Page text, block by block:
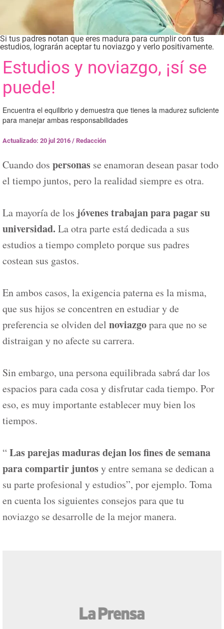
Si tus padres notan que eres madura para cumplir con tus
estudios, lograrán aceptar tu noviazgo y verlo positivamente.
Estudios y noviazgo, ¡sí se
puede!
Encuentra el equilibrio y demuestra que tienes la madurez suficiente
para manejar ambas responsabilidades
Actualizado: 20 jul 2016 / Redacción
Cuando dos personas se enamoran desean pasar todo
el tiempo juntos, pero la realidad siempre es otra.
La mayoría de los jóvenes trabajan para pagar su
universidad. La otra parte está dedicada a sus
estudios a tiempo completo porque sus padres
costean sus gastos.
En ambos casos, la exigencia paterna es la misma,
que sus hijos se concentren en estudiar y de
preferencia se olviden del noviazgopara que no se
distraigan y no afecte su carrera.
Sin embargo, una persona equilibrada sabrá dar los
espacios para cada cosa y disfrutar cada tiempo. Por
eso, es muy importante establecer muy bien los
tiempos.
“ Las parejas maduras dejan los fines de semana
para compartir juntosy entre semana se dedican a
su parte profesional y estudios”, por ejemplo. Toma
en cuenta los siguientes consejos para que tu
noviazgo se desarrolle de la mejor manera.